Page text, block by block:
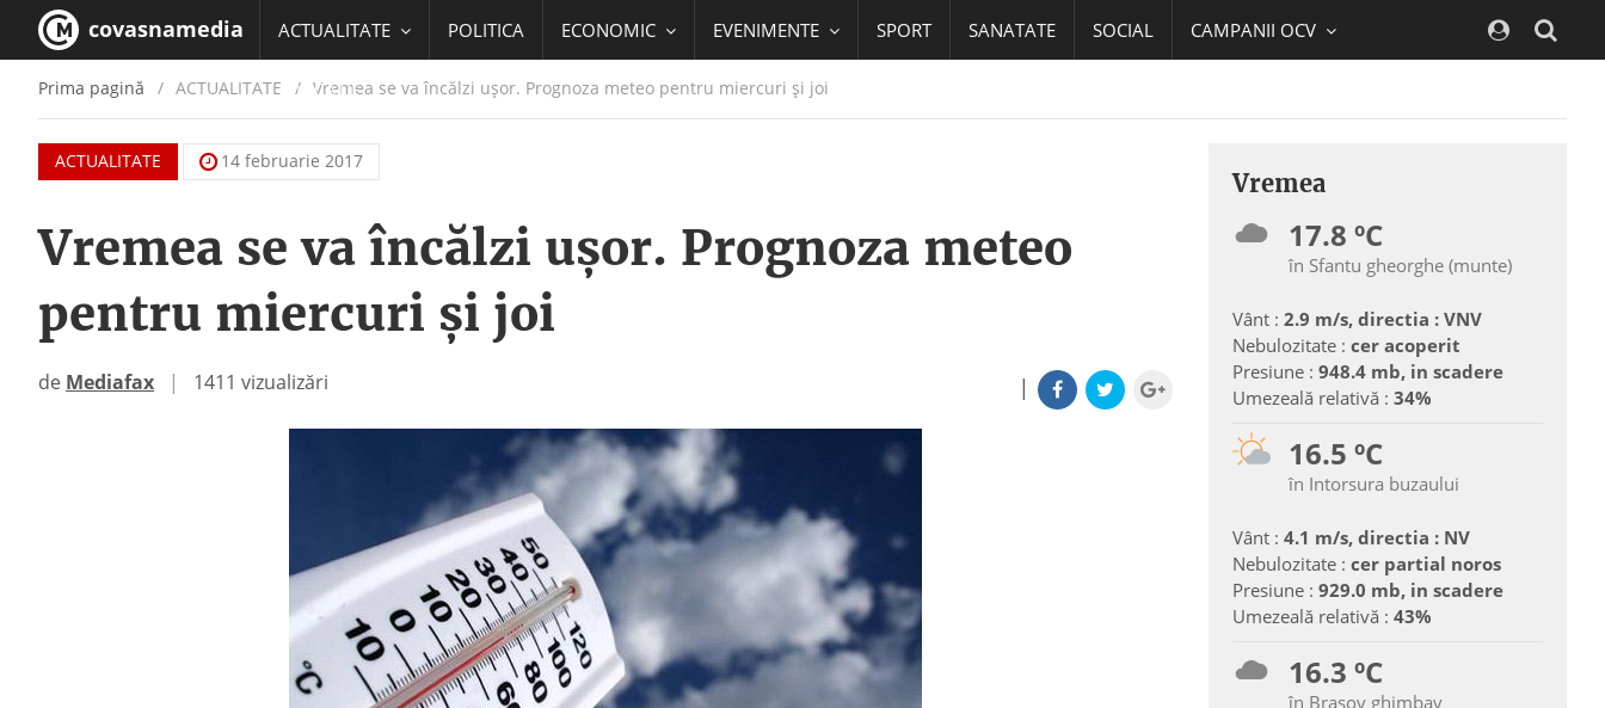
covasnamedia ACTUALITATE POLITICA ECONOMIC EVENIMENTE SPORT SANATATE SOCIAL CAMPANII OCV
EDUCATIE
Prima pagină ACTUALITATE / Vremea se va încălzi uşor. Prognoza meteo pentru miercuri şi joi
ACTUALITATE 14 februarie 2017
Vremea se va încălzi uşor. Prognoza meteo
pentru miercuri şi joi
|
de Mediafax | 1411 vizualizări
Vremea
17.8 ºC
în Sfantu gheorghe (munte)
Vânt : 2.9 m/s, directia : VNV
Nebulozitate : cer acoperit
Presiune : 948.4 mb, in scadere
Umezeală relativă : 34%
16.5 ºC
în Intorsura buzaului
Vânt : 4.1 m/s, directia : NV
Nebulozitate : cer partial noros
Presiune : 929.0 mb, in scadere
Umezeală relativă : 43%
16.3 ºC
în Brasov ghimbav